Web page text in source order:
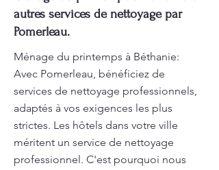
autres services de nettoyage par
Pomerleau.
Ménage du printemps à Béthanie:
Avec Pomerleau, bénéficiez de
services de nettoyage professionnels,
adaptés à vos exigences les plus
strictes. Les hôtels dans votre ville
méritent un service de nettoyage
professionnel. C'est pourquoi nous